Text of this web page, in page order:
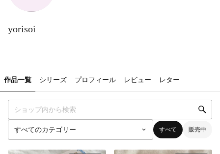
yorisoi
作品一覧 シリーズ プロフィール レビュー レター
すべて 販売中